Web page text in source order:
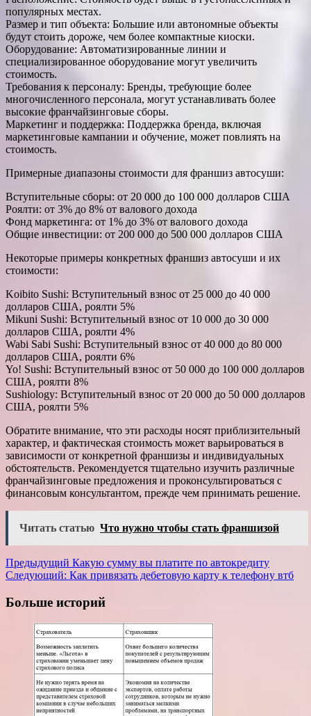
популярных местах.
Размер и тип объекта: Большие или автономные объекты
будут стоить дороже, чем более компактные киоски.
Оборудование: Автоматизированные линии и
специализированное оборудование могут увеличить
стоимость.
Требования к персоналу: Бренды, требующие более
многочисленного персонала, могут устанавливать более
высокие франчайзинговые сборы.
Маркетинг и поддержка: Поддержка бренда, включая
маркетинговые кампании и обучение, может повлиять на
стоимость.
Примерные диапазоны стоимости для франшиз автосуши:
Вступительные сборы: от 20 000 до 100 000 долларов США
Роялти: от 3% до 8% от валового дохода
Фонд маркетинга: от 1% до 3% от валового дохода
Общие инвестиции: от 200 000 до 500 000 долларов США
Некоторые примеры конкретных франшиз автосуши и их
стоимости:
Koibito Sushi: Вступительный взнос от 25 000 до 40 000
долларов США, роялти 5%
Mikuni Sushi: Вступительный взнос от 10 000 до 30 000
долларов США, роялти 4%
Wabi Sabi Sushi: Вступительный взнос от 40 000 до 80 000
долларов США, роялти 6%
Yo! Sushi: Вступительный взнос от 50 000 до 100 000 долларов
США, роялти 8%
Sushiology: Вступительный взнос от 20 000 до 50 000 долларов
США, роялти 5%
Обратите внимание, что эти расходы носят приблизительный
характер, и фактическая стоимость может варьироваться в
зависимости от конкретной франшизы и индивидуальных
обстоятельств. Рекомендуется тщательно изучить различные
франчайзинговые предложения и проконсультироваться с
финансовым консультантом, прежде чем принимать решение.
Читать статью Что нужно чтобы стать франшизой
Навигация
записи
Предыдущий Какую сумму вы платите по автокредиту
Следующий: Как привязать дебетовую карту к телефону втб
Больше историй